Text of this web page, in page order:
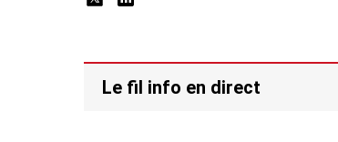
Le fil info en direct